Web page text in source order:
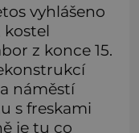
vyhlášeno
z konce 15.
náměstí
s freskami
je tu co